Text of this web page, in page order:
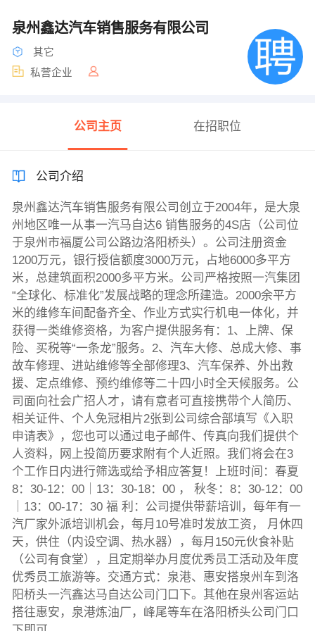
泉州鑫达汽车销售服务有限公司
其它
私营企业
公司主页 在招职位
公司介绍
泉州鑫达汽车销售服务有限公司创立于2004年，是大泉
州地区唯一从事一汽马自达6 销售服务的4S店（公司位
于泉州市福厦公司公路边洛阳桥头）。公司注册资金
1200万元，银行授信额度3000万元，占地6000多平方
米，总建筑面积2000多平方米。公司严格按照一汽集团
“全球化、标准化”发展战略的理念所建造。2000余平方
米的维修车间配备齐全、作业方式实行机电一体化，并
获得一类维修资格，为客户提供服务有：1、上牌、保
险、买税等“一条龙”服务。2、汽车大修、总成大修、事
故车修理、进站维修等全部修理3、汽车保养、外出救
援、定点维修、预约维修等二十四小时全天候服务。公
司面向社会广招人才，请有意者可直接携带个人简历、
相关证件、个人免冠相片2张到公司综合部填写《入职
申请表》，您也可以通过电子邮件、传真向我们提供个
人资料，网上投简历要求附有个人近照。我们将会在3
个工作日内进行筛选或给予相应答复！上班时间：春夏
8：30-12：00｜13：30-18：00 ， 秋冬：8：30-12：00
｜13：00-17：30 福 利：公司提供带薪培训，每年有一
汽厂家外派培训机会，每月10号准时发放工资， 月休四
天，供住（内设空调、热水器），每月150元伙食补贴
（公司有食堂），且定期举办月度优秀员工活动及年度
优秀员工旅游等。交通方式：泉港、惠安搭泉州车到洛
阳桥头一汽鑫达马自达公司门口下。其他在泉州客运站
搭往惠安，泉港炼油厂，峰尾等车在洛阳桥头公司门口